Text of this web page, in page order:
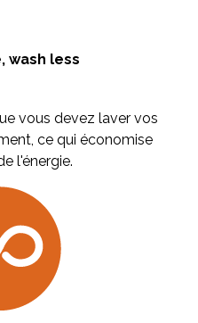
wash less
vous devez laver vos
ce qui économise
l'énergie.